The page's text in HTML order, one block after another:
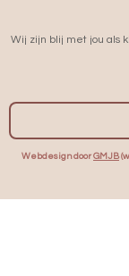
Wij zijn blij met jou als
Webdesign door GMJB